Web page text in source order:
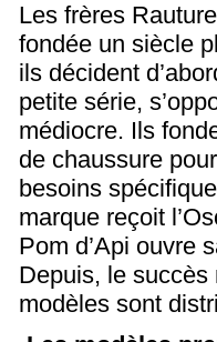
Les frères
fondée un siècle
ils décident
petite série,
médiocre. Ils
de chaussure
besoins
marque reçoit
Pom d’Api ouvre
Depuis, le succès
modèles sont